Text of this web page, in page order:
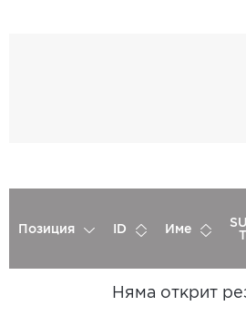
Позиция ID Име
Няма открит